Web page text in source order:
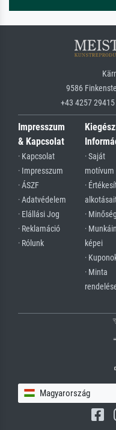
9586
+43 4257
Impresszum
& Kapcsolat
· Kapcsolat
· Impresszum
· ÁSZF
· Adatvédelem
· Elállási Jog
· Reklamáció
· Rólunk
· Saját
motívum
·
· Minőség
·
képei
·
· Minta
Magyarország